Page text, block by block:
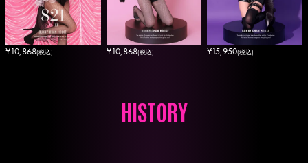
¥10,868(税込) ¥10,868(税込) ¥15,950(税込)
HISTORY